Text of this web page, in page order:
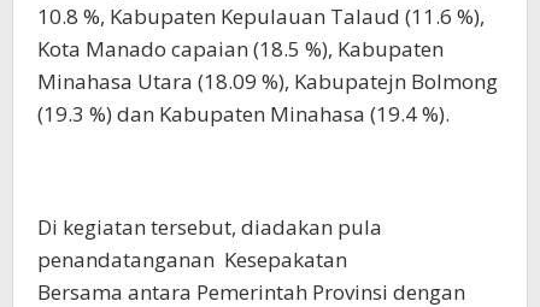
10.8 %, Kabupaten Kepulauan Talaud (11.6 %),
Kota Manado capaian (18.5 %), Kabupaten
Minahasa Utara (18.09 %), Kabupatejn Bolmong
(19.3 %) dan Kabupaten Minahasa (19.4 %).
Di kegiatan tersebut, diadakan pula
penandatanganan Kesepakatan
Bersama antara Pemerintah Provinsi dengan